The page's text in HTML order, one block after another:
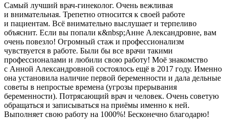
Самый лучший врач-гинеколог. Очень вежливая
и внимательная. Трепетно относится к своей работе
и пациентам. Всё внимательно выслушает и терпеливо
объяснит. Если вы попали к&nbsp;Анне Александровне, вам
очень повезло! Огромный стаж и профессионализм
чувствуется в работе. Были бы все врачи такими
профессионалами и любили свою работу! Моё знакомство
с Анной Александровной состоялось ещё в 2017 году. Именно
она установила наличие первой беременности и дала дельные
советы в непростые времена (угрозы прерывания
беременности). Потрясающий врач и человек. Очень советую
обращаться и записываться на приёмы именно к ней.
Выполняет свою работу на 1000%! Бесконечно благодарю!